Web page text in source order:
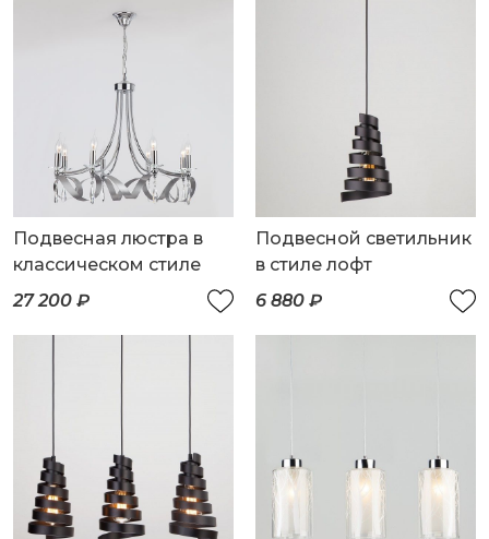
Подвесная люстра в
классическом стиле
27 200 ₽
Подвесной светильник
в стиле лофт
6 880 ₽